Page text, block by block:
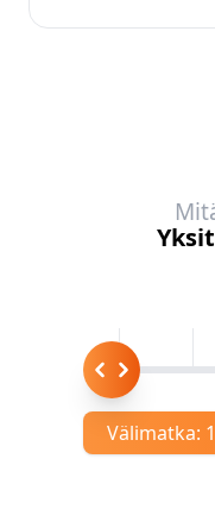
Välimatka: